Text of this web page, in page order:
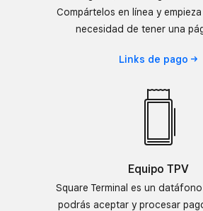
Compártelos en línea y
necesidad de tener una
Links de pago
Equipo TPV
Square Terminal es un
podrás aceptar y procesar